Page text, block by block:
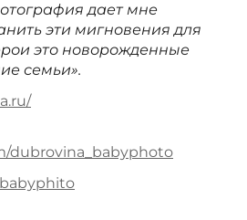
дает мне
эти мигновения для
это новорожденные
семьи».
dubrovina_babyphoto